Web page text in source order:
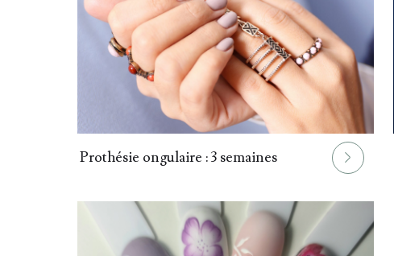
Prothésie ongulaire : 3 semaines 029.